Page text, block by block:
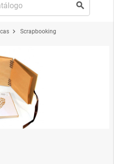
search
chevron_right Scrapbooking